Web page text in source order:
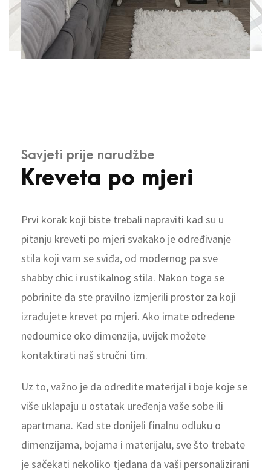
Savjeti prije narudžbe
Kreveta po mjeri
Prvi korak koji biste trebali napraviti kad su u
pitanju kreveti po mjeri svakako je određivanje
stila koji vam se sviđa, od modernog pa sve
shabby chic i rustikalnog stila. Nakon toga se
pobrinite da ste pravilno izmjerili prostor za koji
izrađujete krevet po mjeri. Ako imate određene
nedoumice oko dimenzija, uvijek možete
kontaktirati naš stručni tim.
Uz to, važno je da odredite materijal i boje koje se
više uklapaju u ostatak uređenja vaše sobe ili
apartmana. Kad ste donijeli finalnu odluku o
dimenzijama, bojama i materijalu, sve što trebate
je sačekati nekoliko tjedana da vaši personalizirani